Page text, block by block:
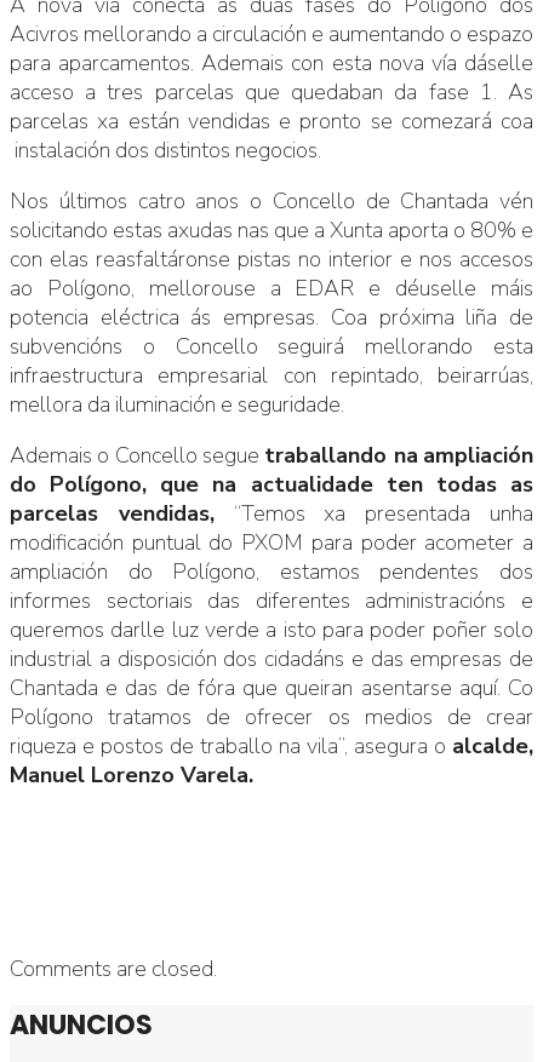
Acivros mellorando a circulación e aumentando o espazo
para aparcamentos. Ademais con esta nova vía dáselle
acceso a tres parcelas que quedaban da fase 1. As
parcelas xa están vendidas e pronto se comezará coa
instalación dos distintos negocios.
Nos últimos catro anos o Concello de Chantada vén
solicitando estas axudas nas que a Xunta aporta o 80% e
con elas reasfaltáronse pistas no interior e nos accesos
ao Polígono, mellorouse a EDAR e déuselle máis
potencia eléctrica ás empresas. Coa próxima liña de
subvencións o Concello seguirá mellorando esta
infraestructura empresarial con repintado, beirarrúas,
mellora da iluminación e seguridade.
Ademais o Concello segue traballando na ampliación
do Polígono, que na actualidade ten todas as
parcelas vendidas,“Temos xa presentada unha
modificación puntual do PXOM para poder acometer a
ampliación do Polígono, estamos pendentes dos
informes sectoriais das diferentes administracións e
queremos darlle luz verde a isto para poder poñer solo
industrial a disposición dos cidadáns e das empresas de
Chantada e das de fóra que queiran asentarse aquí. Co
Polígono tratamos de ofrecer os medios de crear
riqueza e postos de traballo na vila”, asegura o alcalde,
Manuel Lorenzo Varela.
Comments are closed.
ANUNCIOS